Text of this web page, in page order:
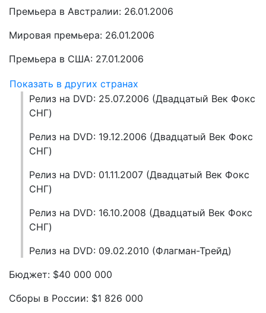
Премьера в Австралии: 26.01.2006
Мировая премьера: 26.01.2006
Премьера в США: 27.01.2006
Показать в других странах
Релиз на DVD: 25.07.2006 (Двадцатый Век Фокс
СНГ)
Релиз на DVD: 19.12.2006 (Двадцатый Век Фокс
СНГ)
Релиз на DVD: 01.11.2007 (Двадцатый Век Фокс
СНГ)
Релиз на DVD: 16.10.2008 (Двадцатый Век Фокс
СНГ)
Релиз на DVD: 09.02.2010 (Флагман-Трейд)
Бюджет: $40 000 000
Сборы в России: $1 826 000